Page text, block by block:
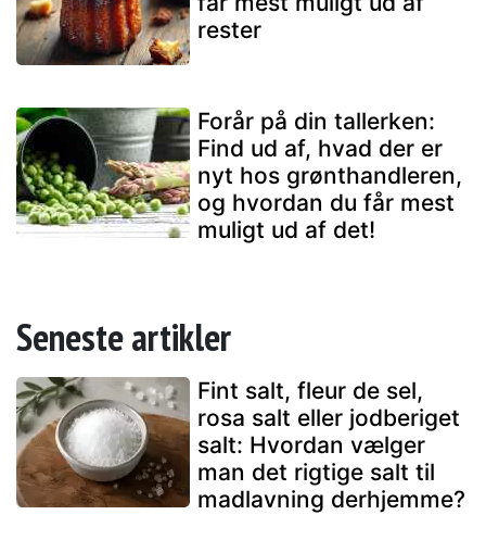
rester
Forår på din tallerken:
Find ud af, hvad der er
nyt hos grønthandleren,
og hvordan du får mest
muligt ud af det!
Seneste artikler
Fint salt, fleur de sel,
rosa salt eller jodberiget
salt: Hvordan vælger
man det rigtige salt til
madlavning derhjemme?